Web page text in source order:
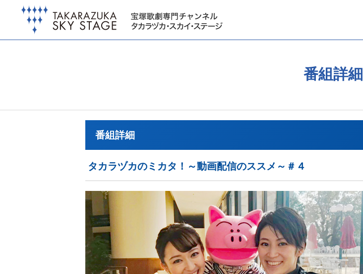
番組詳細
番組詳細
タカラヅカのミカタ！～動画配信のススメ～＃４